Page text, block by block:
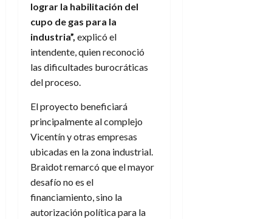
lograr la habilitación del
cupo de gas para la
industria”, explicó el
intendente, quien reconoció
las dificultades burocráticas
del proceso.
El proyecto beneficiará
principalmente al complejo
Vicentín y otras empresas
ubicadas en la zona industrial.
Braidot remarcó que el mayor
desafío no es el
financiamiento, sino la
autorización política para la